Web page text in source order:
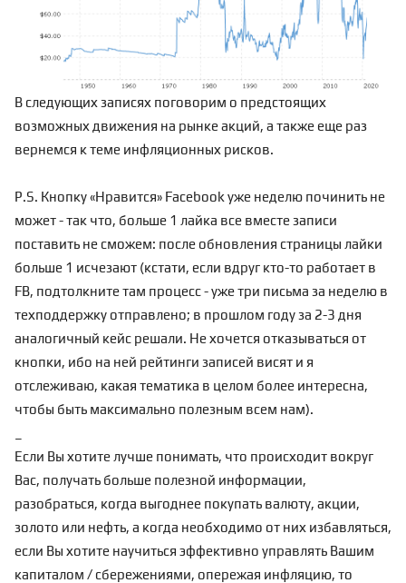
В следующих записях поговорим о предстоящих
возможных движения на рынке акций, а также еще раз
вернемся к теме инфляционных рисков.
P.S. Кнопку «Нравится» Facebook уже неделю починить не
может - так что, больше 1 лайка все вместе записи
поставить не сможем: после обновления страницы лайки
больше 1 исчезают (кстати, если вдруг кто-то работает в
FB, подтолкните там процесс - уже три письма за неделю в
техподдержку отправлено; в прошлом году за 2-3 дня
аналогичный кейс решали. Не хочется отказываться от
кнопки, ибо на ней рейтинги записей висят и я
отслеживаю, какая тематика в целом более интересна,
чтобы быть максимально полезным всем нам).
Если Вы хотите лучше понимать, что происходит вокруг
Вас, получать больше полезной информации,
разобраться, когда выгоднее покупать валюту, акции,
золото или нефть, а когда необходимо от них избавляться,
если Вы хотите научиться эффективно управлять Вашим
капиталом / сбережениями, опережая инфляцию, то